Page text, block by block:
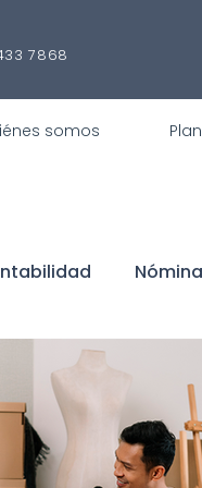
7868
somos
Nómina
fiscales
Declaraciones